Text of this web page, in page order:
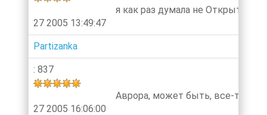
27 2005 13:49:47
я как раз думала не Открыть ли
Partizanka
: 837
27 2005 16:06:00
Аврора, может быть, все-таки